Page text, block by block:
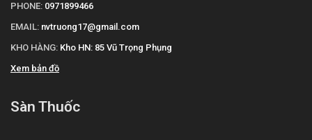
PHONE: 0971899466
EMAIL: nvtruong17@gmail.com
KHO HÀNG: Kho HN: 85 Vũ Trọng Phụng
Xem bản đồ
Sàn Thuốc